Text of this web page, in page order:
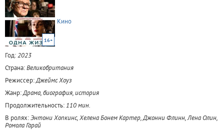
16+
Кино
Год:2023
Страна:Великобритания
Режиссер:Джеймс Хоуз
Жанр:Драма, биография, история
Продолжительность: 110 мин.
В ролях:Энтони Хопкинс, Хелена Бонем Картер, Джонни Флинн, Лена Олин,
Ромола Гарай